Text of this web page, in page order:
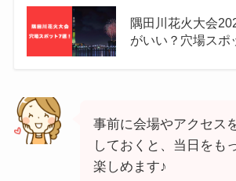
隅田川花火大会
がいい？穴場スポ
事前に会場やアクセス
しておくと、当日をも
楽しめます♪